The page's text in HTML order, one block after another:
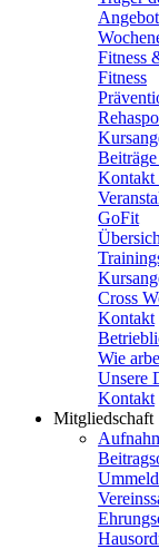
Fitness
Fitness
Kontakt
GoFit
Cross
Kontakt
Wie
Unsere
Kontakt
Mitgliedschaft